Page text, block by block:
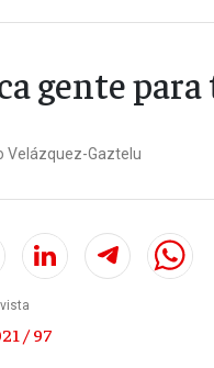
gente
Velázquez-Gaztelu
/ 97